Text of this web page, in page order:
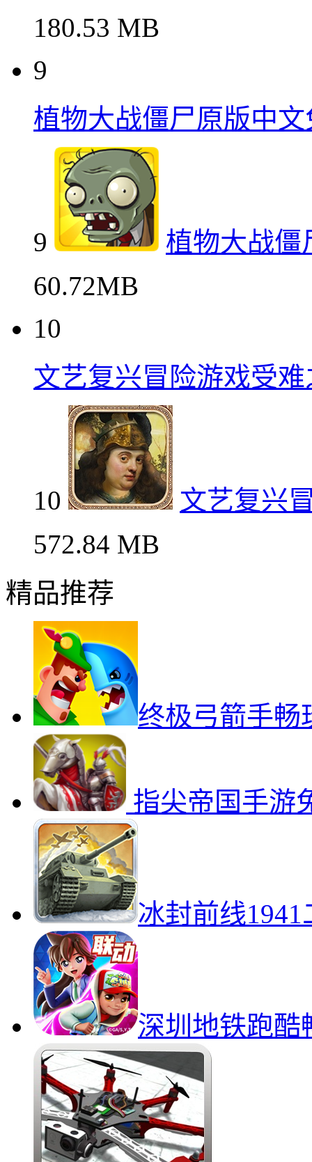
180.53 MB
9
植物大战僵尸原版中
9
植物大战僵
60.72MB
10
文艺复兴冒险游戏受
10
文艺复兴
572.84 MB
精品推荐
终极弓箭手畅
指尖帝国手游
冰封前线
深圳地铁跑酷